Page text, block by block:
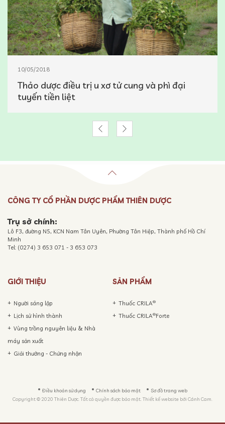
10/05/2018
Thảo dược điều trị u xơ tử cung và phì đại
tuyến tiền liệt
CÔNG TY CỔ PHẦN DƯỢC PHẨM THIÊN DƯỢC
Trụ sở chính:
Lô F3, đường N5, KCN Nam Tân Uyên, Phường Tân Hiệp, Thành phố Hồ Chí
Minh
Tel: (0274) 3 653 071 - 3 653 073
GIỚI THIỆU
Người sáng lập
Lịch sử hình thành
Vùng trồng nguyên liệu & Nhà
máy sản xuất
Giải thưởng - Chứng nhận
SẢN PHẨM
Thuốc CRILA®
Thuốc CRILA®Forte
Điều khoản sử dụng Chính sách bảo mật
Sơ đồ trang web
Copyright © 2020 Thiên Dược. Tất cả quyền được bảo mật. Thiết kế website bởi Cánh Cam.